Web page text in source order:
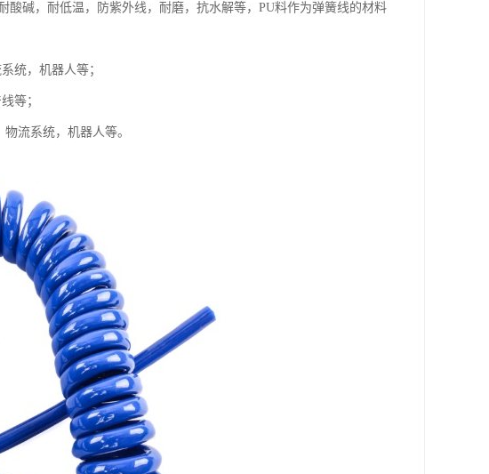
碱，耐低温，防紫外线，耐磨，抗水解等，PU料作为弹簧线的材料
统，机器人等；
等；
流系统，机器人等。